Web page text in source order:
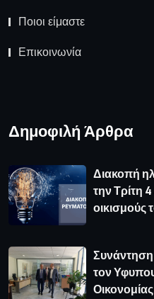
Ποιοι είμαστε
Επικοινωνία
Δημοφιλή Άρθρα
Διακοπή
την Τρίτη
οικισμούς
Συνάντηση
τον